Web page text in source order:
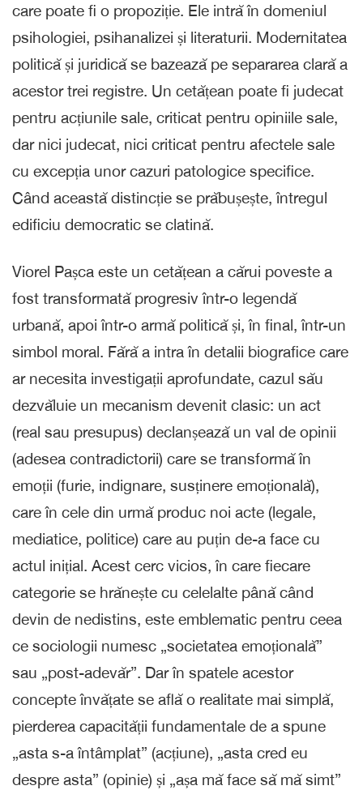
care poate fi o propoziție. Ele intră în domeniul
psihologiei, psihanalizei și literaturii. Modernitatea
politică și juridică se bazează pe separarea clară a
acestor trei registre. Un cetățean poate fi judecat
pentru acțiunile sale, criticat pentru opiniile sale,
dar nici judecat, nici criticat pentru afectele sale
cu excepția unor cazuri patologice specifice.
Când această distincție se prăbușește, întregul
edificiu democratic se clatină.
Viorel Pașca este un cetățean a cărui poveste a
fost transformată progresiv într-o legendă
urbană, apoi într-o armă politică și, în final, într-un
simbol moral. Fără a intra în detalii biografice care
ar necesita investigații aprofundate, cazul său
dezvăluie un mecanism devenit clasic: un act
(real sau presupus) declanșează un val de opinii
(adesea contradictorii) care se transformă în
emoții (furie, indignare, susținere emoțională),
care în cele din urmă produc noi acte (legale,
mediatice, politice) care au puțin de-a face cu
actul inițial. Acest cerc vicios, în care fiecare
categorie se hrănește cu celelalte până când
devin de nedistins, este emblematic pentru ceea
ce sociologii numesc „societatea emoțională”
sau „post-adevăr”. Dar în spatele acestor
concepte învățate se află o realitate mai simplă,
pierderea capacității fundamentale de a spune
„asta s-a întâmplat” (acțiune), „asta cred eu
despre asta” (opinie) și „așa mă face să mă simt”